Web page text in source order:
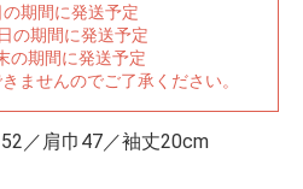
期間に発送予定
の期間に発送予定
の期間に発送予定
ませんのでご了承ください。
／肩巾47／袖丈20cm